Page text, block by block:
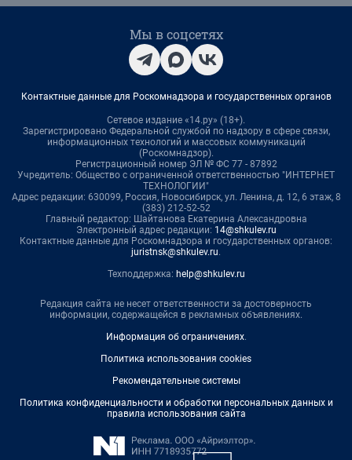
Мы в соцсетях
Контактные данные для Роскомнадзора и государственных органов
Сетевое издание «14.ру» (18+).
Зарегистрировано Федеральной службой по надзору в сфере связи,
информационных технологий и массовых коммуникаций
(Роскомнадзор).
Регистрационный номер ЭЛ № ФС 77 - 87892
Учредитель: Общество с ограниченной ответственностью "ИНТЕРНЕТ
ТЕХНОЛОГИИ"
Адрес редакции: 630099, Россия, Новосибирск, ул. Ленина, д. 12, 6 этаж, 8
(383) 212-52-52
Главный редактор: Шайтанова Екатерина Александровна
Электронный адрес редакции: 14@shkulev.ru
Контактные данные для Роскомнадзора и государственных органов:
juristnsk@shkulev.ru.
Техподдержка: help@shkulev.ru
Редакция сайта не несет ответственности за достоверность
информации, содержащейся в рекламных объявлениях.
Информация об ограничениях.
Политика использования cookies
Рекомендательные системы
Политика конфиденциальности и обработки персональных данных и
правила использования сайта